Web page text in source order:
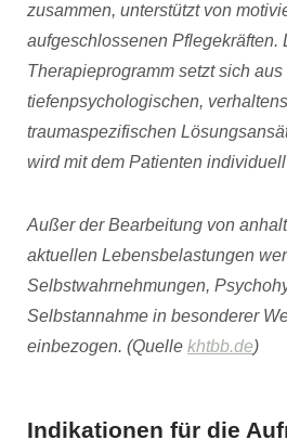
zusammen, unterstützt von
aufgeschlossenen Pflegekräften.
Therapieprogramm setzt sich aus
tiefenpsychologischen,
traumaspezifischen
wird mit dem Patienten
Außer der Bearbeitung von
aktuellen Lebensbelastungen
Selbstwahrnehmungen,
Selbstannahme in besonderer
einbezogen. (Quelle khtbb.de)
Indikationen für die